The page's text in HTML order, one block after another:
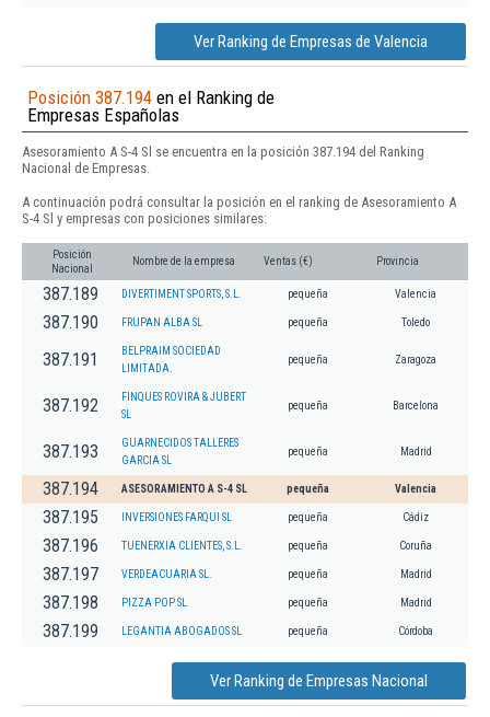
Ver Ranking de Empresas de Valencia
Posición 387.194 en el Ranking de
Empresas Españolas
Asesoramiento A S-4 Sl se encuentra en la posición 387.194 del Ranking
Nacional de Empresas.
A continuación podrá consultar la posición en el ranking de Asesoramiento A
S-4 Sl y empresas con posiciones similares:
Posición
Nacional
Nombre de la empresa Ventas (€) Provincia
387.189 DIVERTIMENT SPORTS, S.L. pequeña Valencia
387.190 FRUPAN ALBA SL pequeña Toledo
387.191
BELPRAIM SOCIEDAD
LIMITADA.
pequeña Zaragoza
387.192
FINQUES ROVIRA & JUBERT
SL
pequeña Barcelona
387.193
GUARNECIDOS TALLERES
GARCIA SL
pequeña Madrid
387.194 ASESORAMIENTO A S-4 SL pequeña Valencia
387.195 INVERSIONES FARQUI SL pequeña Cádiz
387.196 TUENERXIA CLIENTES, S.L. pequeña Coruña
387.197 VERDEACUARIA SL. pequeña Madrid
387.198 PIZZA POP SL pequeña Madrid
387.199 LEGANTIA ABOGADOS SL pequeña Córdoba
Ver Ranking de Empresas Nacional